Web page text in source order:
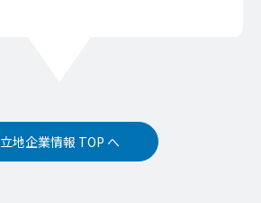
立地企業情報 TOP へ